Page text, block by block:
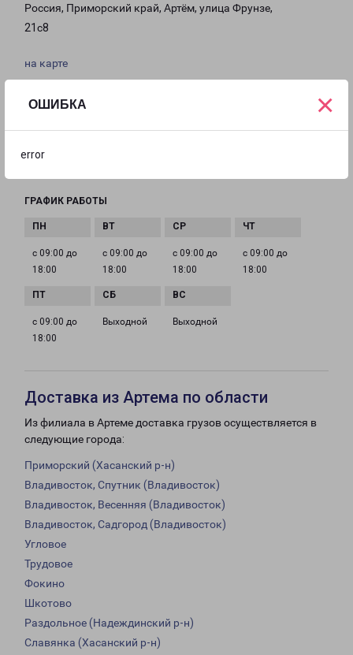
ОШИБКА
error
×
Россия, Приморский край, Артём, улица Фрунзе,
21с8
на карте
ТЕЛЕФОН
ГРАФИК РАБОТЫ
с 09:00 до
18:00
с 09:00 до
18:00
с 09:00 до
18:00
с 09:00 до
18:00
с 09:00 до
18:00
Выходной Выходной
Доставка из Артема по области
Из филиала в Артеме доставка грузов осуществляется в
следующие города:
Приморский (Хасанский р-н)
Владивосток, Спутник (Владивосток)
Владивосток, Весенняя (Владивосток)
Владивосток, Садгород (Владивосток)
Угловое
Трудовое
Фокино
Шкотово
Раздольное (Надеждинский р-н)
Славянка (Хасанский р-н)